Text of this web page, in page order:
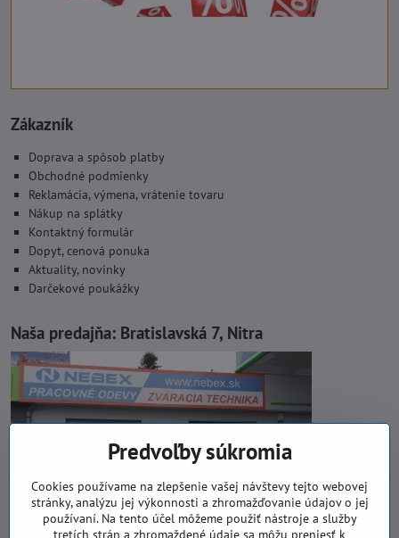
Zákazník
Doprava a spôsob platby
Obchodné podmienky
Reklamácia, výmena, vrátenie tovaru
Nákup na splátky
Kontaktný formulár
Dopyt, cenová ponuka
Aktuality, novinky
Darčekové poukážky
Naša predajňa: Bratislavská 7, Nitra
Predvoľby súkromia
Cookies používame na zlepšenie vašej návštevy tejto webovej
stránky, analýzu jej výkonnosti a zhromažďovanie údajov o jej
používaní. Na tento účel môžeme použiť nástroje a služby
tretích strán a zhromaždené údaje sa môžu preniesť k